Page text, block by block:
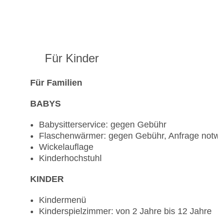
Für Kinder
Für Familien
BABYS
Babysitterservice: gegen Gebühr
Flaschenwärmer: gegen Gebühr, Anfrage
Wickelauflage
Kinderhochstuhl
KINDER
Kindermenü
Kinderspielzimmer: von 2 Jahre bis 12 Jahre